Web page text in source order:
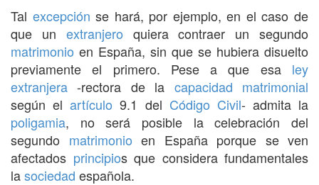
Tal excepción se hará, por ejemplo, en el caso de
que un extranjero quiera contraer un segundo
matrimonio en España, sin que se hubiera disuelto
previamente el primero. Pese a que esa ley
extranjera -rectora de la capacidad matrimonial
según elartículo 9.1 del Código Civil- admita la
poligamia, no será posible la celebración del
segundo matrimonio en España porque se ven
afectados principios que considera fundamentales
lasociedad española.